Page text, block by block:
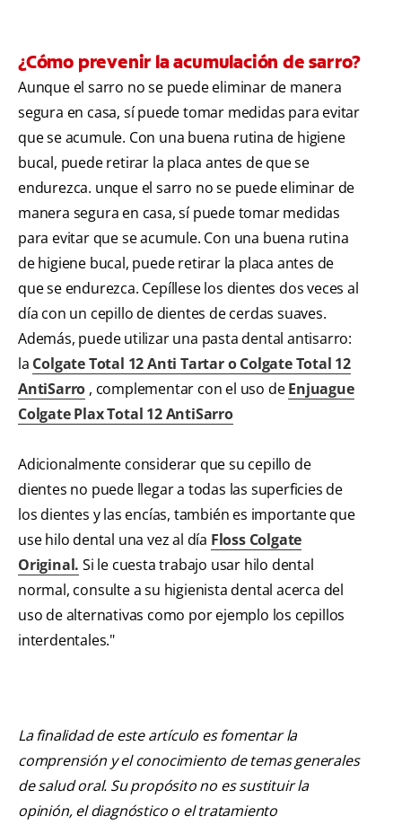
¿Cómo prevenir la acumulación de sarro?
Aunque el sarro no se puede eliminar de manera
segura en casa, sí puede tomar medidas para evitar
que se acumule. Con una buena rutina de higiene
bucal, puede retirar la placa antes de que se
endurezca. unque el sarro no se puede eliminar de
manera segura en casa, sí puede tomar medidas
para evitar que se acumule. Con una buena rutina
de higiene bucal, puede retirar la placa antes de
que se endurezca. Cepíllese los dientes dos veces al
día con un cepillo de dientes de cerdas suaves.
Además, puede utilizar una pasta dental antisarro:
la Colgate Total 12 Anti Tartar o Colgate Total 12
AntiSarro , complementar con el uso deEnjuague
Colgate Plax Total 12 AntiSarro
Adicionalmente considerar que su cepillo de
dientes no puede llegar a todas las superficies de
los dientes y las encías, también es importante que
use hilo dental una vez al día Floss Colgate
Original. Si le cuesta trabajo usar hilo dental
normal, consulte a su higienista dental acerca del
uso de alternativas como por ejemplo los cepillos
interdentales."
La finalidad de este artículo es fomentar la
comprensión y el conocimiento de temas generales
de salud oral. Su propósito no es sustituir la
opinión, el diagnóstico o el tratamiento